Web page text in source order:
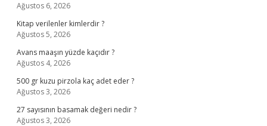
Ağustos 6, 2026
Kitap verilenler kimlerdir ?
Ağustos 5, 2026
Avans maaşın yüzde kaçıdır ?
Ağustos 4, 2026
500 gr kuzu pirzola kaç adet eder ?
Ağustos 3, 2026
27 sayısının basamak değeri nedir ?
Ağustos 3, 2026